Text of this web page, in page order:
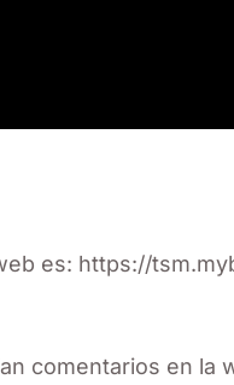
es: https://
comentarios en la